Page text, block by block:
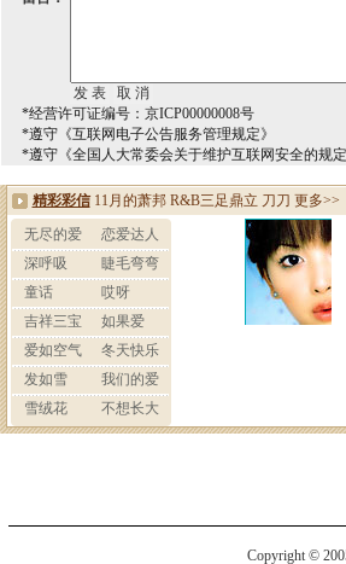
*经营许可证编号：京ICP00000008号
*遵守《互联网电子公告服务管理规定》
*遵守《全国人大常委会关于维护互联网安全的规定
Copyright ©